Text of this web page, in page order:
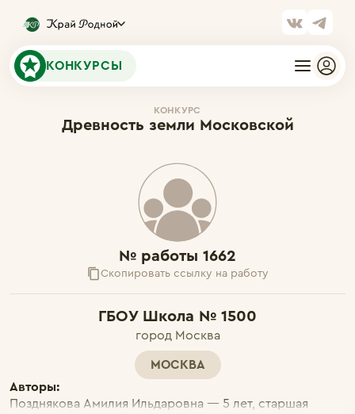
КОНКУРСЫ
КОНКУРС
Древность земли Московской
№ работы 1662
Скопировать ссылку на работу
ГБОУ Школа № 1500
город Москва
МОСКВА
Авторы:
Позднякова Амилия Ильдаровна — 5 лет, старшая